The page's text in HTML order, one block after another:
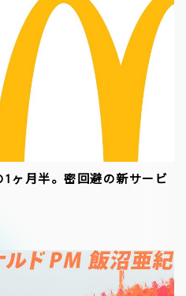
ヶ月半。密回避の新サービ